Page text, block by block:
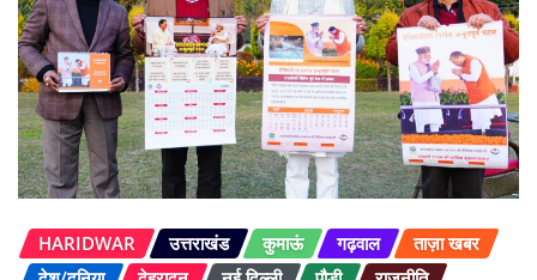
HARIDWAR उत्तराखंड कुमाऊं गढ़वाल
ताज़ा खबर